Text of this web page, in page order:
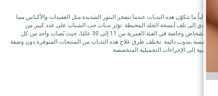
غالباً ما تتكوّن هذه الندبات عندما تنفجر البثور الشديدة مثل العقيدات والأكياس مما
يؤدي إلى تلف أنسجة الجلد المحيطة .تؤثر ندبات حب الشباب على عدد كبير من
الأشخاص وخاصة في الفئة العمرية من 11 إلى 30 عامًا، حيث يُصاب واحد من كل
خمسة بندوب دائمة. تختلف طرق علاج هذه الندبات من المنتجات المتوفرة دون وصفة
طبية إلى الإجراءات التجميلية المتخصصة.